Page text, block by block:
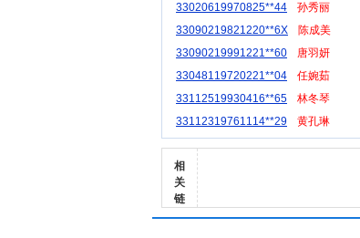
33020619970825**44 孙秀丽
33090219821220**6X
陈成美
33090219991221**60
唐羽妍
33048119720221**04
任婉茹
33112519930416**65
林冬琴
33112319761114**29
黄孔琳
相
关
链